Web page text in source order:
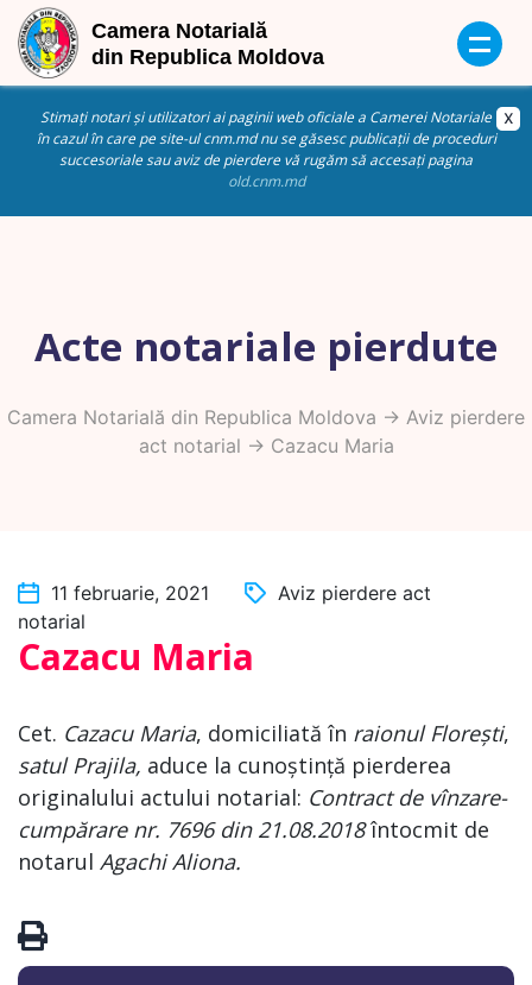
Stimați notari și utilizatori ai paginii web oficiale a Camerei Notariale
în cazul în care pe site-ul cnm.md nu se găsesc publicații de proceduri
succesoriale sau aviz de pierdere vă rugăm să accesați pagina
old.cnm.md
Acte notariale pierdute
Camera Notarială din Republica Moldova -> Aviz pierdere
act notarial -> Cazacu Maria
11 februarie, 2021
Aviz pierdere act
notarial
Cazacu Maria
Cet. Cazacu Maria, domiciliată în raionul Florești,
satul Prajila, aduce la cunoștință pierderea
originalului actului notarial: Contract de vînzare-
cumpărare nr. 7696 din 21.08.2018întocmit de
notarul Agachi Aliona.